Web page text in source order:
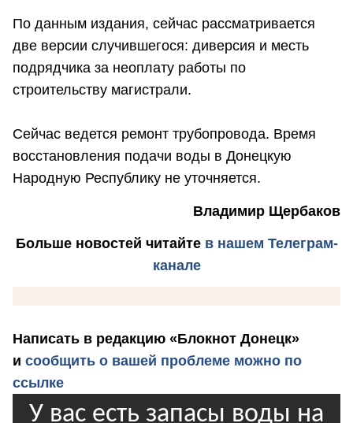
По данным издания, сейчас рассматривается
две версии случившегося: диверсия и месть
подрядчика за неоплату работы по
строительству магистрали.
Сейчас ведется ремонт трубопровода. Время
восстановления подачи воды в Донецкую
Народную Республику не уточняется.
Владимир Щербаков
Больше новостей читайте в нашем Телеграм-
канале
Написать в редакцию «Блокнот Донецк»
и сообщить о вашей проблеме можно по
ссылке